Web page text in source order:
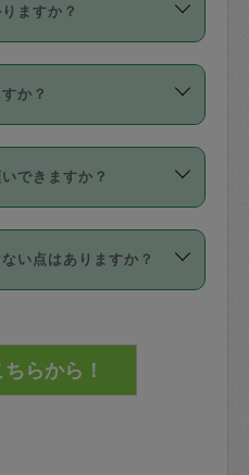
ど様々です。
すので、各自の得意
け、合格したタスカ
います。
評は１件目のレビュ
カジさんの登録に際
壊したり、人にけが
が対象で、補償金額
保険について教えて
付可能となっていま
集」をかけることが
ますか？
以下の2種類がありま
定期、スポット契約
以下のキャンセル
＝依頼料金の50%
か？
うメニューはありま
」依頼を活用するこ
ったタスカジさんを
になるタスカジさ
ったタスカジさんに
できますか？
タスカジさんの同意
依頼ののち、タスカ
で十分な信頼関係が
ためにタスカジさん
い点はありますか？
ロッカーや金庫に入
元管理するよう心掛